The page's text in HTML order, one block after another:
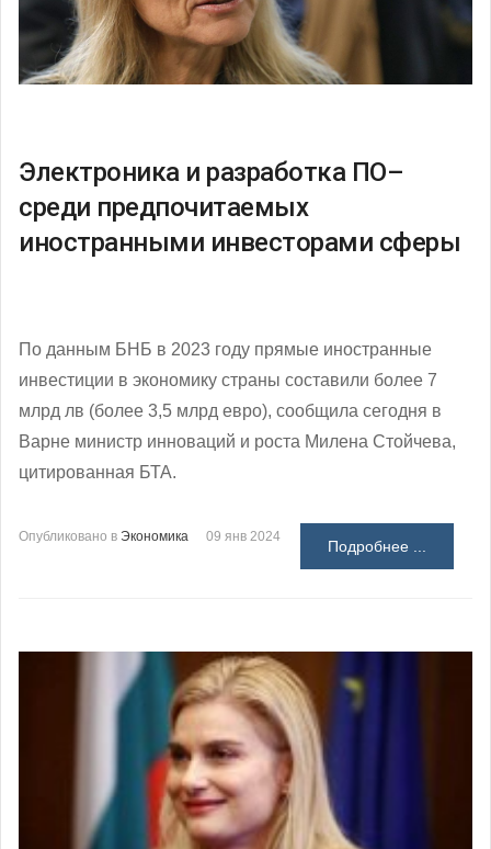
Электроника и разработка ПО–
среди предпочитаемых
иностранными инвесторами сферы
По данным БНБ в 2023 году прямые иностранные
инвестиции в экономику страны составили более 7
млрд лв (более 3,5 млрд евро), сообщила сегодня в
Варне министр инноваций и роста Милена Стойчева,
цитированная БТА.
Опубликовано в Экономика 09 янв 2024
Подробнее ...